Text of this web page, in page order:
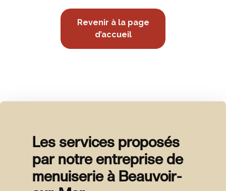
Revenir à la page
d’accueil
Les services proposés
par notre entreprise de
menuiserie à Beauvoir-